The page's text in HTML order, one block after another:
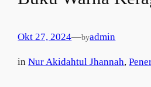
Okt 27, 2024—byadmin
inNur Akidahtul Jhannah,